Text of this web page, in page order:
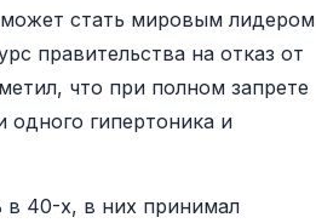
стать мировым лидером
правительства на отказ от
что при полном запрете
одного гипертоника и
в 40-х, в них принимал